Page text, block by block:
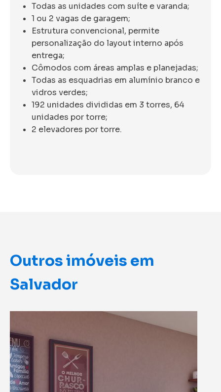
Todas as unidades com suíte e varanda;
1 ou 2 vagas de garagem;
Estrutura convencional, permite
personalização do layout interno após
entrega;
Cômodos com áreas amplas e planejadas;
Todas as esquadrias em alumínio branco e
vidros verdes;
192 unidades divididas em 3 torres, 64
unidades por torre;
2 elevadores por torre.
Outros imóveis em
Salvador